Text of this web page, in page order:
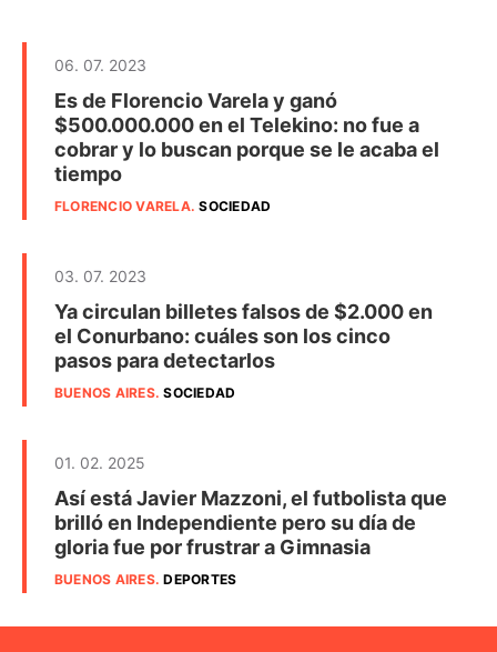
06. 07. 2023
Es de Florencio Varela y ganó
$500.000.000 en el Telekino: no fue a
cobrar y lo buscan porque se le acaba el
tiempo
FLORENCIO VARELA.SOCIEDAD
03. 07. 2023
Ya circulan billetes falsos de $2.000 en
el Conurbano: cuáles son los cinco
pasos para detectarlos
BUENOS AIRES.SOCIEDAD
01. 02. 2025
Así está Javier Mazzoni, el futbolista que
brilló en Independiente pero su día de
gloria fue por frustrar a Gimnasia
BUENOS AIRES.DEPORTES